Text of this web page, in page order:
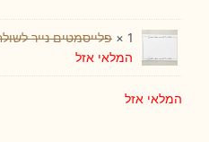
1 × פלייסמטים נייר לשולחן בצבע
המלאי אזל
אזל